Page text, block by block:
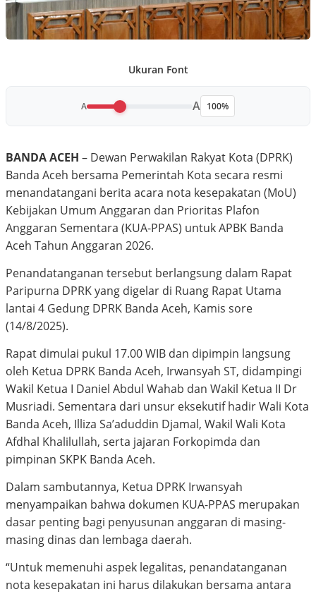
Ukuran Font
A A 100%
BANDA ACEH – Dewan Perwakilan Rakyat Kota (DPRK)
Banda Aceh bersama Pemerintah Kota secara resmi
menandatangani berita acara nota kesepakatan (MoU)
Kebijakan Umum Anggaran dan Prioritas Plafon
Anggaran Sementara (KUA-PPAS) untuk APBK Banda
Aceh Tahun Anggaran 2026.
Penandatanganan tersebut berlangsung dalam Rapat
Paripurna DPRK yang digelar di Ruang Rapat Utama
lantai 4 Gedung DPRK Banda Aceh, Kamis sore
(14/8/2025).
Rapat dimulai pukul 17.00 WIB dan dipimpin langsung
oleh Ketua DPRK Banda Aceh, Irwansyah ST, didampingi
Wakil Ketua I Daniel Abdul Wahab dan Wakil Ketua II Dr
Musriadi. Sementara dari unsur eksekutif hadir Wali Kota
Banda Aceh, Illiza Sa’aduddin Djamal, Wakil Wali Kota
Afdhal Khalilullah, serta jajaran Forkopimda dan
pimpinan SKPK Banda Aceh.
Dalam sambutannya, Ketua DPRK Irwansyah
menyampaikan bahwa dokumen KUA-PPAS merupakan
dasar penting bagi penyusunan anggaran di masing-
masing dinas dan lembaga daerah.
“Untuk memenuhi aspek legalitas, penandatanganan
nota kesepakatan ini harus dilakukan bersama antara